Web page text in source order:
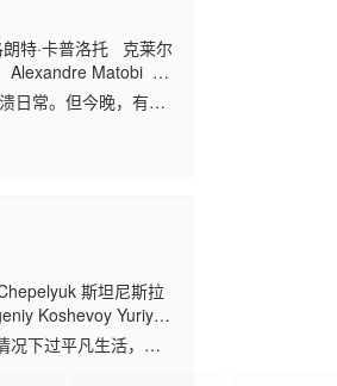
特·卡普洛托 克莱尔
Matobi
Giulia Balfroid
日常。但今晚，有个
在孩子身旁，偏偏
斯坦尼斯拉
Koshevoy Yuriy
况下过平凡生活，努